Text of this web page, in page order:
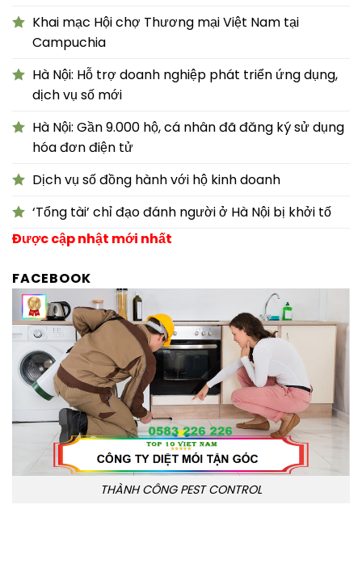
Khai mạc Hội chợ Thương mại Việt Nam tại
Campuchia
Hà Nội: Hỗ trợ doanh nghiệp phát triển ứng dụng,
dịch vụ số mới
Hà Nội: Gần 9.000 hộ, cá nhân đã đăng ký sử dụng
hóa đơn điện tử
Dịch vụ số đồng hành với hộ kinh doanh
‘Tổng tài’ chỉ đạo đánh người ở Hà Nội bị khởi tố
Được cập nhật mới nhất
FACEBOOK
THÀNH CÔNG PEST CONTROL